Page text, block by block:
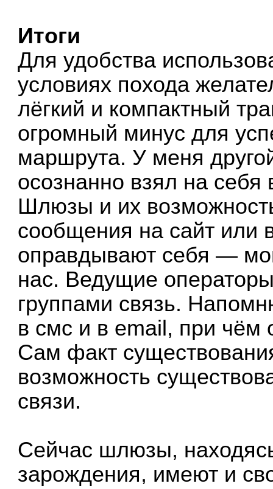
Итоги
Для удобства
условиях похода
лёгкий и компактный
огромный минус для
маршрута. У меня
осознанно взял на себя
Шлюзы и их
сообщения на сайт или
оправдывают себя —
нас. Ведущие
группами связь.
в смс и в email, при чём
Сам факт
возможность
связи.
Сейчас шлюзы,
зарождения, имеют и